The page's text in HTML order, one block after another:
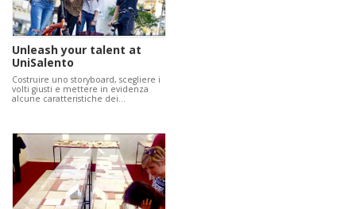
Unleash your talent at
UniSalento
Costruire uno storyboard, scegliere i
volti giusti e mettere in evidenza
alcune caratteristiche dei…